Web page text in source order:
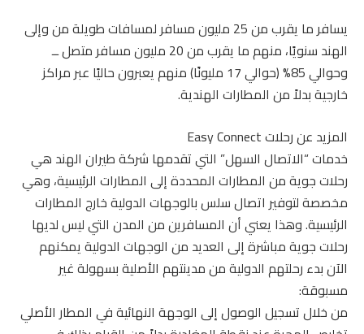
يسافر ما يقرب من 25 مليون مسافر لمسافات طويلة من وإلى
الهند سنويًا، منهم ما يقرب من 20 مليون مسافر متصل ــ
وحوالي 85% (حوالي 17 مليونًا) منهم يعبرون حاليًا عبر مراكز
خارجية بدلاً من المطارات الهندية.
المزيد عن رحلات Easy Connect
خدمات “الاتصال السهل” التي تقدمها شركة طيران الهند هي
رحلات جوية من المطارات المحددة إلى المطارات الرئيسية، وهي
مخصصة لتوفير اتصال سلس بالوجهات الدولية خارج المطارات
الرئيسية. وهذا يعني أن المسافرين من المدن التي ليس لديها
رحلات جوية مباشرة إلى العديد من الوجهات الدولية يمكنهم
الآن بدء رحلتهم الدولية من مدينتهم الأصلية بسهولة غير
مسبوقة:
من خلال تسجيل الوصول إلى الوجهة النهائية في المطار الأصلي